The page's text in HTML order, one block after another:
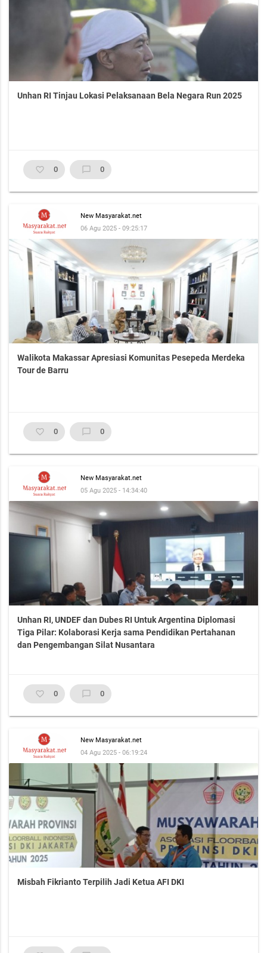
Unhan RI Tinjau Lokasi Pelaksanaan Bela Negara Run 2025
favorite_border 0 chat_bubble_outline 0
New Masyarakat.net
06 Agu 2025 - 09:25:17
Walikota Makassar Apresiasi Komunitas Pesepeda Merdeka
Tour de Barru
favorite_border 0 chat_bubble_outline 0
New Masyarakat.net
05 Agu 2025 - 14:34:40
Unhan RI, UNDEF dan Dubes RI Untuk Argentina Diplomasi
Tiga Pilar: Kolaborasi Kerja sama Pendidikan Pertahanan
dan Pengembangan Silat Nusantara
favorite_border 0 chat_bubble_outline 0
New Masyarakat.net
04 Agu 2025 - 06:19:24
Misbah Fikrianto Terpilih Jadi Ketua AFI DKI